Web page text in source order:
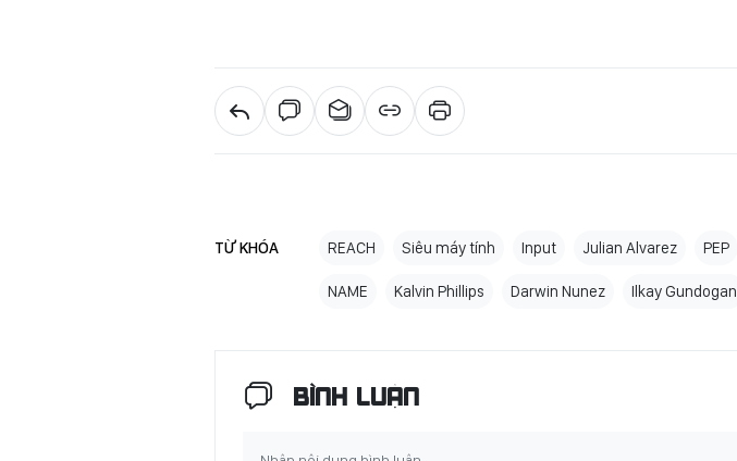
TỪ KHÓA REACH Siêu máy tính Input Julian Alvarez PEP
NAME Kalvin Phillips Darwin Nunez Ilkay Gundogan
BÌNH LUẬN